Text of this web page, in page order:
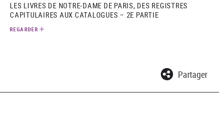
LES LIVRES DE NOTRE-DAME DE PARIS, DES REGISTRES
CAPITULAIRES AUX CATALOGUES – 2E PARTIE
REGARDER
Partager